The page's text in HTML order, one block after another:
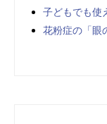
子どもでも使
花粉症の「眼